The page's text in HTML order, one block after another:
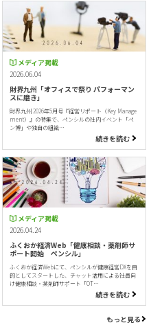
メディア掲載
2026.06.04
財界九州「オフィスで祭り パフォーマン
スに磨き」
財界九州 2026年5月号『経営リポート（Key Manage
ment）』の特集で、ペンシルの社内イベント「ペ
ン博」や独自の組織…
続きを読む
メディア掲載
2026.04.24
ふくおか経済Web「健康相談・薬剤師サ
ポート開始 ペンシル」
ふくおか経済Webにて、ペンシルが健康経営DXを目
的としてスタートした、チャット活用による社員向
け健康相談・薬剤師サポート「OT…
続きを読む
もっと見る